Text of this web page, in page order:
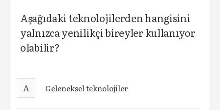
Aşağıdaki teknolojilerden hangisini
yalnızca yenilikçi bireyler kullanıyor
olabilir?
A Geleneksel teknolojiler